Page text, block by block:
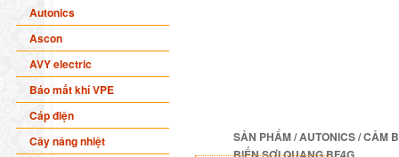
Autonics
Ascon
AVY electric
Báo mất khí VPE
Cáp điện
Cây nâng nhiệt
SẢN PHẨM/AUTONICS/CẢM